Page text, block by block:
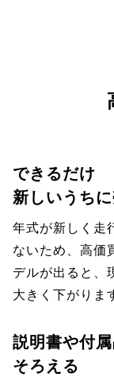
できるだけ
新しいうち
年式が新しく走
ないため、高価
デルが出ると、
大きく下がりま
説明書や付
そろえる